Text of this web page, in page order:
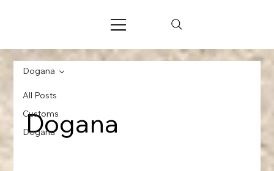
All Posts
Customs
Dogana
Dogana
Dogana